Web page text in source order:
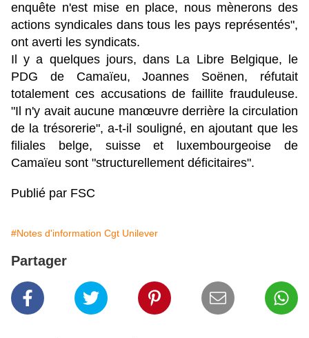
enquête n'est mise en place, nous mènerons des
actions syndicales dans tous les pays représentés",
ont averti les syndicats.
Il y a quelques jours, dans La Libre Belgique, le
PDG de Camaïeu, Joannes Soënen, réfutait
totalement ces accusations de faillite frauduleuse.
"Il n'y avait aucune manœuvre derrière la circulation
de la trésorerie", a-t-il souligné, en ajoutant que les
filiales belge, suisse et luxembourgeoise de
Camaïeu sont "structurellement déficitaires".
Publié par FSC
#Notes d'information Cgt Unilever
Partager